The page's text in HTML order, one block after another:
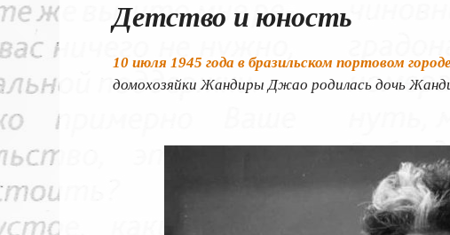
Детство и юность
10 июля 1945 года в бразильском портовом
домохозяйки Жандиры Джао родилась дочь